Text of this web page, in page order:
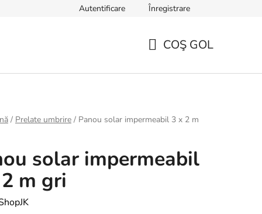
ȘI CONDIȚII GENERALE Sfaturi, ponturi și curiozități
Autentificare Înregistrare
CUMPĂRĂTURI
COŞ GOL
/ Prelate umbrire / Panou solar impermeabil 3 x 2 m
solar impermeabil
m gri